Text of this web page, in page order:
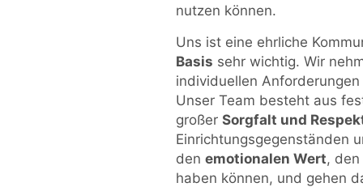
nutzen können.
Uns ist eine ehrliche
Basis sehr wichtig. Wir
individuellen
Unser Team besteht aus
großer Sorgfalt und
Einrichtungsgegenständen
den emotionalen Wert,
haben können, und gehen